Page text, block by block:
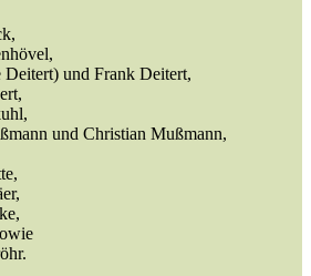
und Frank Deitert,
und Christian Mußmann,